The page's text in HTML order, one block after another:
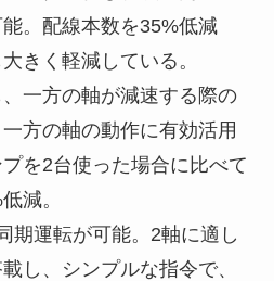
。配線本数を35%低減
きく軽減している。
一方の軸が減速する際の
方の軸の動作に有効活用
を2台使った場合に比べて
減。
期運転が可能。2軸に適し
し、シンプルな指令で、